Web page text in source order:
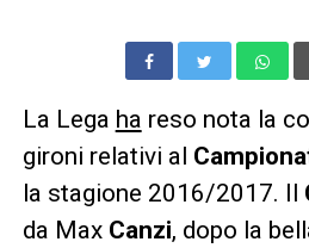
La Lega ha reso nota la
gironi relativi al
la stagione 2016/2017. Il
da Max Canzi, dopo la